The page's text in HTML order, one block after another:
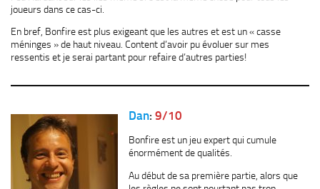
joueurs dans ce cas-ci.
En bref, Bonfire est plus exigeant que les autres et est un « casse
méninges » de haut niveau. Content d’avoir pu évoluer sur mes
ressentis et je serai partant pour refaire d’autres parties!
Dan: 9/10
Bonfire est un jeu expert qui cumule
énormément de qualités.
Au début de sa première partie, alors que